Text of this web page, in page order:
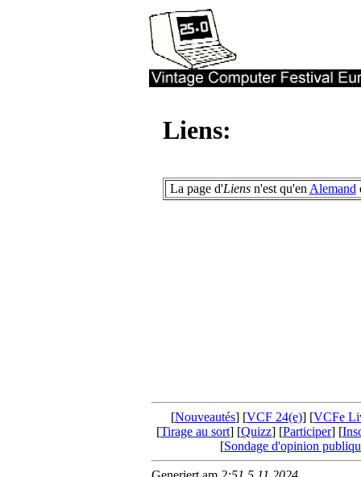
Liens:
La page d'Liensn'est qu'en Alemand
[Nouveautés] [VCF 24(e)] [VCFe
[Tirage au sort] [Quizz] [Participer] [
[Sondage d'opinion